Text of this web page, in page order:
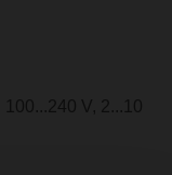
V, 2...10